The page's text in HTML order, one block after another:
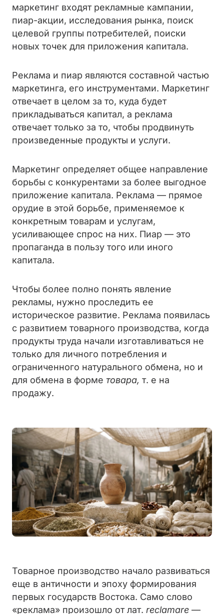
маркетинг входят рекламные кампании,
пиар-акции, исследования рынка, поиск
целевой группы потребителей, поиски
новых точек для приложения капитала.
Реклама и пиар являются составной частью
маркетинга, его инструментами. Маркетинг
отвечает в целом за то, куда будет
прикладываться капитал, а реклама
отвечает только за то, чтобы продвинуть
произведенные продукты и услуги.
Маркетинг определяет общее направление
борьбы с конкурентами за более выгодное
приложение капитала. Реклама — прямое
орудие в этой борьбе, применяемое к
конкретным товарам и услугам,
усиливающее спрос на них. Пиар — это
пропаганда в пользу того или иного
капитала.
Чтобы более полно понять явление
рекламы, нужно проследить ее
историческое развитие. Реклама появилась
с развитием товарного производства, когда
продукты труда начали изготавливаться не
только для личного потребления и
ограниченного натурального обмена, но и
для обмена в форме товара, т. е на
продажу.
Товарное производство начало развиваться
еще в античности и эпоху формирования
первых государств Востока. Само слово
«реклама» произошло от лат. reclamare —